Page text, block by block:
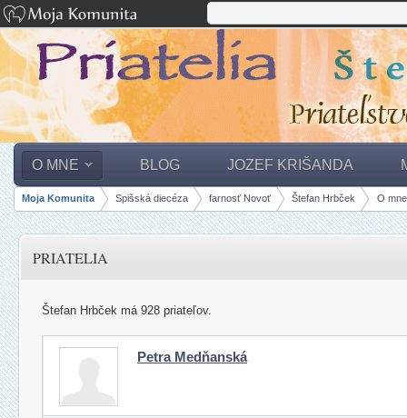
O MNE BLOG JOZEF KRIŠANDA
panely, lišty
Moja Komunita Spišská diecéza farnosť Novoť Štefan Hrbček O mne
PRIATELIA
Štefan Hrbček má 928 priateľov.
Petra Medňanská